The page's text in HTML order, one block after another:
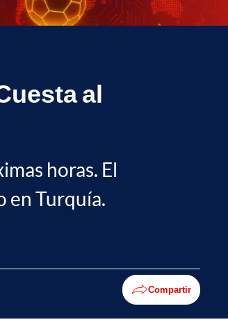
al
horas. El
en Turquía.
Compartir